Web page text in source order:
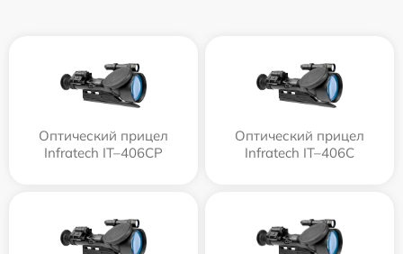
Оптический прицел
Infratech IT–406СP
Оптический прицел
Infratech IT–406С